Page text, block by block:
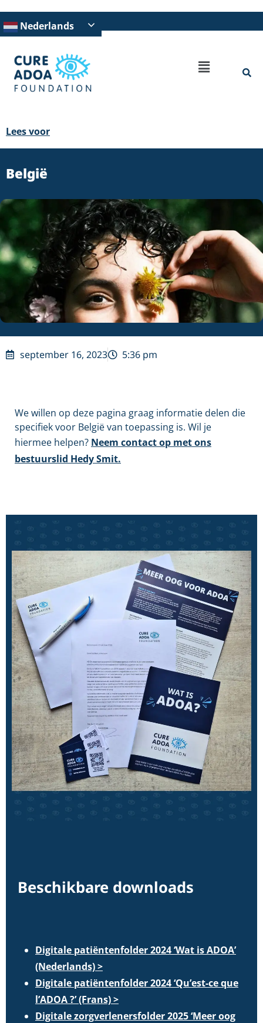
Nederlands
Lees voor
België
september 16, 2023 5:36 pm
We willen op deze pagina graag informatie delen die
specifiek voor België van toepassing is. Wil je
hiermee helpen? Neem contact op met ons
bestuurslid Hedy Smit.
Beschikbare downloads
Digitale patiëntenfolder 2024 ‘Wat is ADOA’
(Nederlands) >
Digitale patiëntenfolder 2024 ‘Qu’est-ce que
l’ADOA ?’ (Frans) >
Digitale zorgverlenersfolder 2025 ‘Meer oog